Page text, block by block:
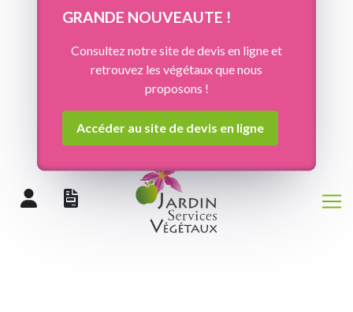
GRANDE NOUVEAUTE !
Consultez notre site de devis en ligne et
retrouvez les végétaux que nous
proposons !
Accéder au site de devis en ligne
Panneau de gestion des cookies